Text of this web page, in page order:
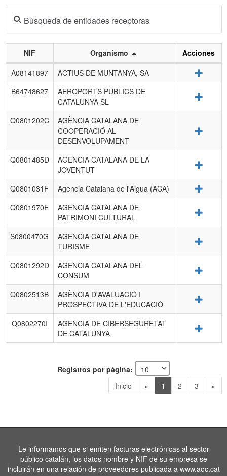
Búsqueda de entidades receptoras
Listado
de
entidades
NIF Organismo
Acciones
A08141897
ACTIUS DE MUNTANYA, SA
B64748627
AEROPORTS PUBLICS DE
CATALUNYA SL
Q0801202C
AGÈNCIA CATALANA DE
COOPERACIÓ AL
DESENVOLUPAMENT
Q0801485D
AGENCIA CATALANA DE LA
JOVENTUT
Q0801031F Agència Catalana de l'Aigua (ACA)
Q0801970E
AGENCIA CATALANA DE
PATRIMONI CULTURAL
S0800470G
AGENCIA CATALANA DE
TURISME
Q0801292D
AGENCIA CATALANA DEL
CONSUM
Q0802513B
AGÈNCIA D'AVALUACIÓ I
PROSPECTIVA DE L'EDUCACIÓ
Q0802270I
AGENCIA DE CIBERSEGURETAT
DE CATALUNYA
Registros por página:
Inicio
« 1 2 3 »
Le informamos que si emiten facturas electrónicas al sector
público catalán, los datos nombre y NIF de su empresa se
incluirán en una relación de proveedores publicada a www.aoc.cat